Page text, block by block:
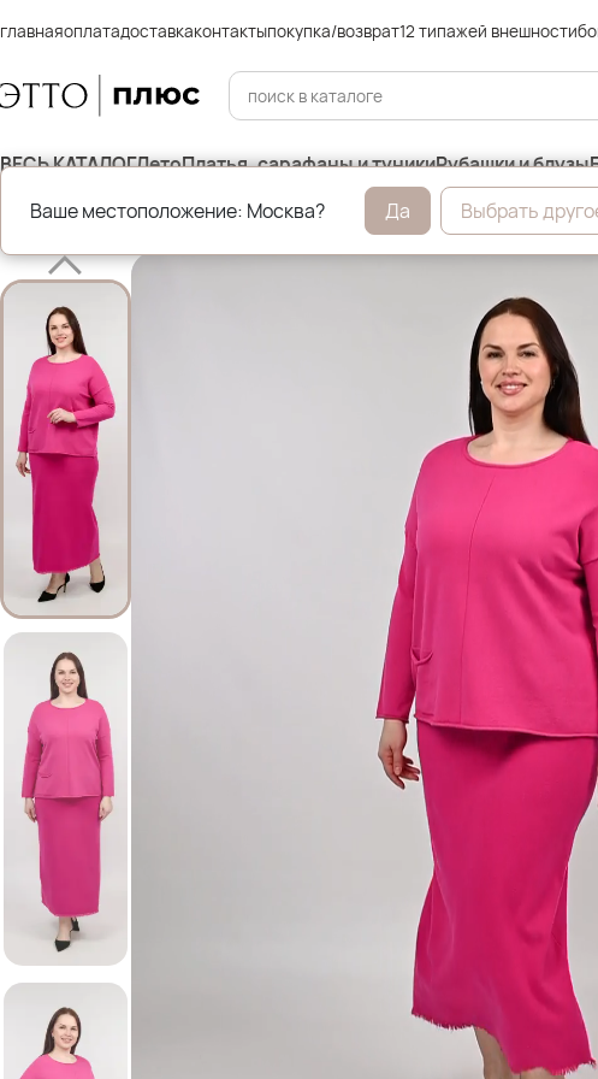
главнаяоплатадоставкаконтактыпокупка/возврат12 типажей внешности
ВЕСЬ КАТАЛОГЛетоПлатья, сарафаны и туникиРубашки и блузы
Главная Юбки
Ваше местоположение: Москва? Да Выбрать